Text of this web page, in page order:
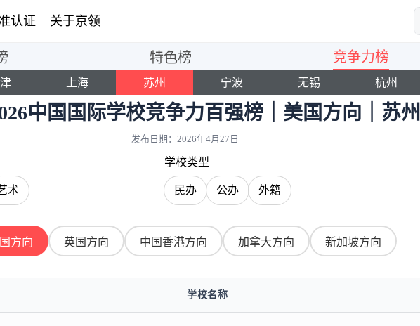
认证 关于京领
中国国际学校竞争力百强榜｜美国方向｜苏州
发布日期： 2026年4月27日
特色榜 竞争力榜
上海 苏州 宁波 无锡 杭州
术
学校类型
民办 公办 外籍
方向 英国方向 中国香港方向 加拿大方向 新加坡方向
学校名称